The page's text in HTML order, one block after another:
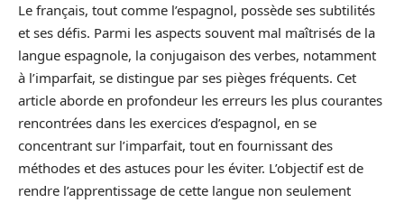
Le français, tout comme l’espagnol, possède ses subtilités
et ses défis. Parmi les aspects souvent mal maîtrisés de la
langue espagnole, la conjugaison des verbes, notamment
à l’imparfait, se distingue par ses pièges fréquents. Cet
article aborde en profondeur les erreurs les plus courantes
rencontrées dans les exercices d’espagnol, en se
concentrant sur l’imparfait, tout en fournissant des
méthodes et des astuces pour les éviter. L’objectif est de
rendre l’apprentissage de cette langue non seulement